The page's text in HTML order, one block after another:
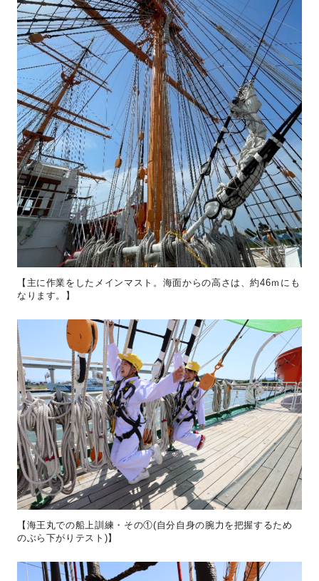
【主に作業をしたメインマスト。海面からの高さは、約46ｍにも
なります。】
【海王丸での船上訓練・その①(自分自身の腕力を把握するため
のぶら下がりテスト)】